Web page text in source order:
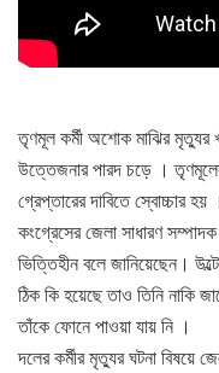
তৃণমূল কর্মী অশোক মাঝির মৃত্যুর
উত্তেজনার পারদ চড়ে । তৃণমূলের
গ্রেপ্তারের দাবিতে স্বোচ্চার
কংগ্রেসের জেলা সাধারণ
ভিত্তিহীন বলে জানিয়েছেন।
ঠিক কি হয়েছে তাও তিনি নাকি
তাঁকে ফোনে পাওয়া যায় নি ।
দলের কর্মীর মৃত্যুর ঘটনা বিষয়ে